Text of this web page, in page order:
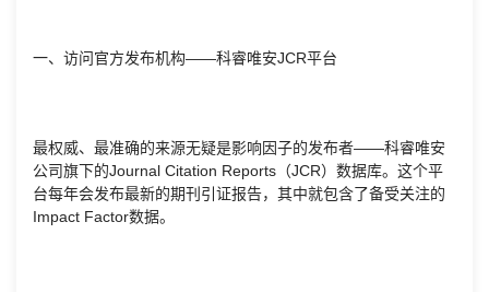
一、访问官方发布机构——科睿唯安JCR平台
最权威、最准确的来源无疑是影响因子的发布者——科睿唯安
公司旗下的Journal Citation Reports（JCR）数据库。这个平
台每年会发布最新的期刊引证报告，其中就包含了备受关注的
Impact Factor数据。